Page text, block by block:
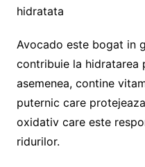
hidratata
Avocado este bogat in
contribuie la hidratarea
asemenea, contine
puternic care
oxidativ care este
ridurilor.